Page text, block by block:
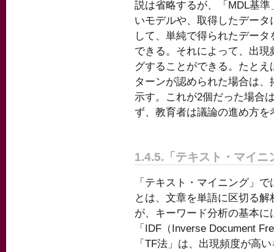
説は省略するが、「MDL基
いモデルや、取得したデー
して、単純で得られたデー
できる。それによって、出
グすることができる。たと
ターンが認められた場合は
示す。これが2個だった場合
ず、教育者は議論の進め方を
1.4.5.「テキスト・マイニ
「テキスト・マイニング」
とは、文章を単語に区切る
が、キーワード分析の基本に
「IDF（Inverse Document
「TF法」は、出現頻度が高